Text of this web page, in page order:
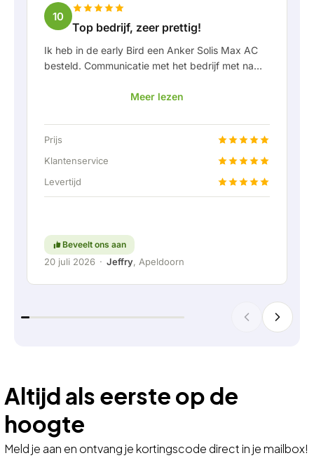
10
Top bedrijf, zeer prettig!
Ik heb in de early Bird een Anker Solis Max AC
besteld. Communicatie met het bedrijf met name
werd ik goed op de hoogte gehouden van
afspraak van levering werd er zelfs een gratis
een vaste aansluiting aangeboden om de thuis
accu doormiddel van een vaste verbinding aan
Kortom; een erg fijn bedrijf waar service en
Meer lezen
Prijs
Klantenservice
Levertijd
Beveelt ons aan
20 juli 2026 · Jeffry, Apeldoorn
Altijd als eerste op de
hoogte
Meld je aan en ontvang je kortingscode direct in je mailbox!